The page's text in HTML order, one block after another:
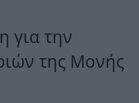
για την
της Μονής